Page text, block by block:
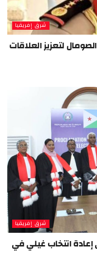
شرق إفريقيا
لتعزيز العلاقات
شرق إفريقيا
انتخاب غيلي في